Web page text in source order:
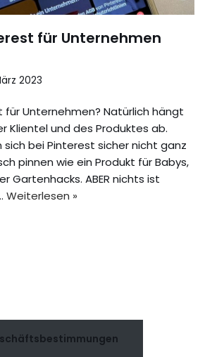
für Unternehmen
2023
für Unternehmen? Natürlich hängt
Klientel und des Produktes ab.
sich bei Pinterest sicher nicht ganz
pinnen wie ein Produkt für Babys,
Gartenhacks. ABER nichts ist
Weiterlesen »